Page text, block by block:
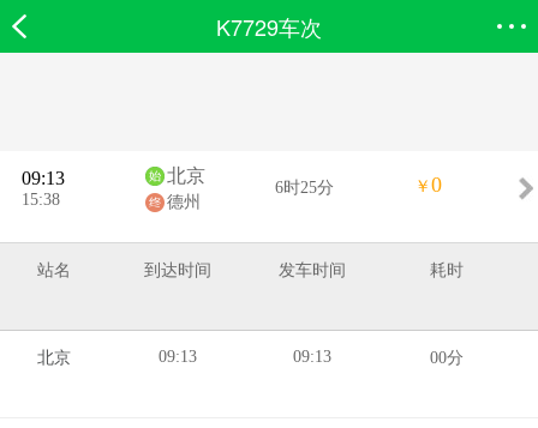
K7729车次
09:13
15:38
北京
德州
6时25分 ￥ 0
站名 到达时间 发车时间 耗时
北京 09:13 09:13 00分